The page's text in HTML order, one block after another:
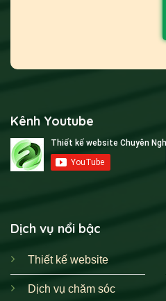
Kênh Youtube
Dịch vụ nổi bậc
Thiết kế website
Dịch vụ chăm sóc